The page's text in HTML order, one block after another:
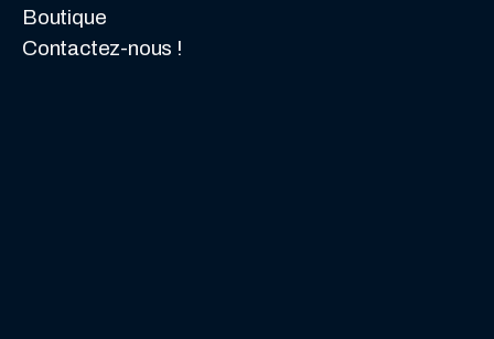
Boutique
Contactez-nous !